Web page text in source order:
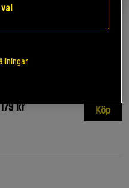
Dragremmar Läder
179 kr Köp